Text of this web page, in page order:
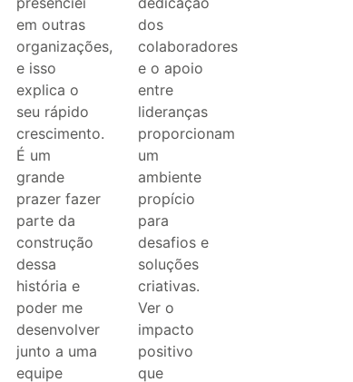
em outras
organizações,
e isso
explica o
seu rápido
crescimento.
É um
grande
prazer fazer
parte da
construção
dessa
história e
poder me
desenvolver
junto a uma
equipe
dos
colaboradores
e o apoio
entre
lideranças
proporcionam
um
ambiente
propício
para
desafios e
soluções
criativas.
Ver o
impacto
positivo
que